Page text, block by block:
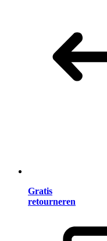
Gratis
retourneren